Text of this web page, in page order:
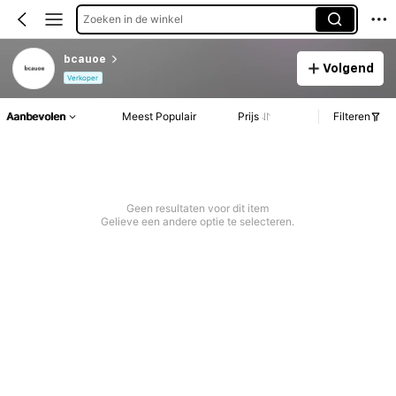
Zoeken in de winkel
bcauoe
Verkoper
Volgend
Aanbevolen Meest Populair Prijs Filteren
Geen resultaten voor dit item
Gelieve een andere optie te selecteren.